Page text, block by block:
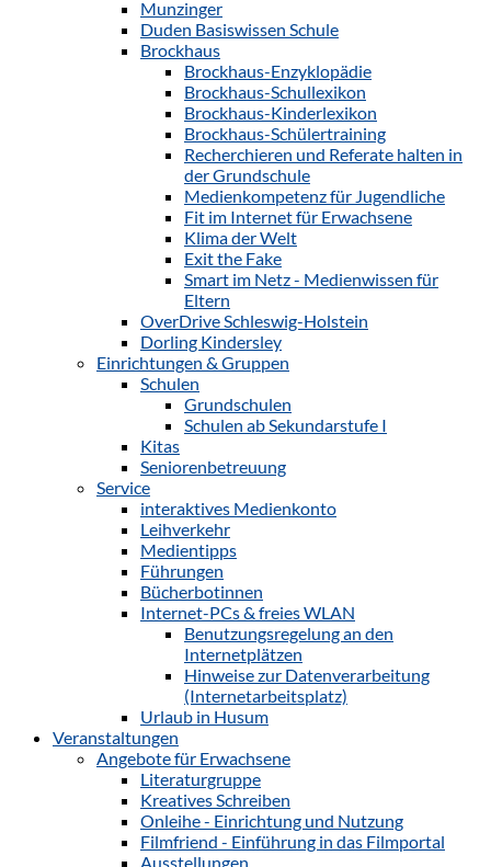
Munzinger
Duden Basiswissen Schule
Brockhaus
Brockhaus-Enzyklopädie
Brockhaus-Schullexikon
Brockhaus-Kinderlexikon
Brockhaus-Schülertraining
Recherchieren und Referate halten in
der Grundschule
Medienkompetenz für Jugendliche
Fit im Internet für Erwachsene
Klima der Welt
Exit the Fake
Smart im Netz - Medienwissen für
Eltern
OverDrive Schleswig-Holstein
Dorling Kindersley
Einrichtungen & Gruppen
Schulen
Grundschulen
Schulen ab Sekundarstufe I
Kitas
Seniorenbetreuung
Service
interaktives Medienkonto
Leihverkehr
Medientipps
Führungen
Bücherbotinnen
Internet-PCs & freies WLAN
Benutzungsregelung an den
Internetplätzen
Hinweise zur Datenverarbeitung
(Internetarbeitsplatz)
Urlaub in Husum
Veranstaltungen
Angebote für Erwachsene
Literaturgruppe
Kreatives Schreiben
Onleihe - Einrichtung und Nutzung
Filmfriend - Einführung in das Filmportal
Ausstellungen